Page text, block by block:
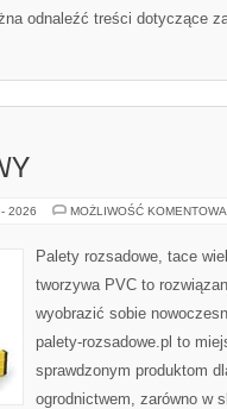
odnaleźć treści dotyczące
2026 MOŻLIWOŚĆ
Palety rozsadowe, tace
tworzywa PVC to
wyobrazić sobie
palety-rozsadowe.pl to
sprawdzonym produktom
ogrodnictwem, zarówno w